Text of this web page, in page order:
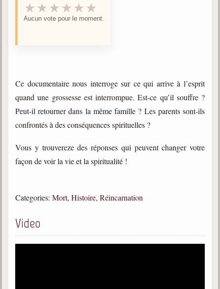
Documents
Citations
Enregistrements
séance d'aide spirituelle
Cours dispensés au Centre
★ ★ ★ ★ ★ ★
Aucun vote pour le moment.
Ce documentaire nous interroge sur ce qui arrive à l’esprit
quand une grossesse est interrompue. Est-ce qu’il souffre ?
Peut-il retourner dans la même famille ? Les parents sont-ils
confrontés à des conséquences spirituelles ?
Vous y trouvereze des réponses qui peuvent changer votre
façon de voir la vie et la spiritualité !
Categories: Mort, Histoire, Réincarnation
Video